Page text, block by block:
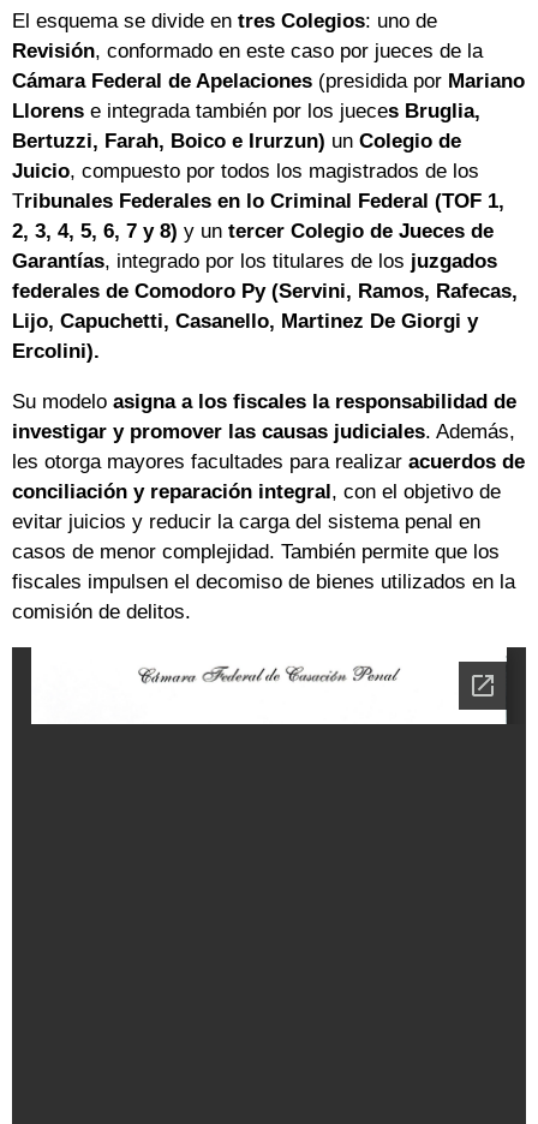
El esquema se divide en tres Colegios: uno de
Revisión, conformado en este caso por jueces de la
Cámara Federal de Apelaciones (presidida por Mariano
Llorens e integrada también por los jueces Bruglia,
Bertuzzi, Farah, Boico e Irurzun) un Colegio de
Juicio, compuesto por todos los magistrados de los
Tribunales Federales en lo Criminal Federal (TOF 1,
2, 3, 4, 5, 6, 7 y 8) y un tercer Colegio de Jueces de
Garantías, integrado por los titulares de los juzgados
federales de Comodoro Py (Servini, Ramos, Rafecas,
Lijo, Capuchetti, Casanello, Martinez De Giorgi y
Ercolini).
Su modelo asigna a los fiscales la responsabilidad de
investigar y promover las causas judiciales. Además,
les otorga mayores facultades para realizar acuerdos de
conciliación y reparación integral, con el objetivo de
evitar juicios y reducir la carga del sistema penal en
casos de menor complejidad. También permite que los
fiscales impulsen el decomiso de bienes utilizados en la
comisión de delitos.